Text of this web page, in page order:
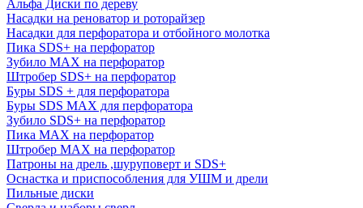
Альфа Диски по дереву
Насадки на реноватор и роторайзер
Насадки для перфоратора и отбойного молотка
Пика SDS+ на перфоратор
Зубило MAX на перфоратор
Штробер SDS+ на перфоратор
Буры SDS + для перфоратора
Буры SDS MAX для перфоратора
Зубило SDS+ на перфоратор
Пика MAX на перфоратор
Штробер MAX на перфоратор
Патроны на дрель ,шуруповерт и SDS+
Оснастка и приспособления для УШМ и дрели
Пильные диски